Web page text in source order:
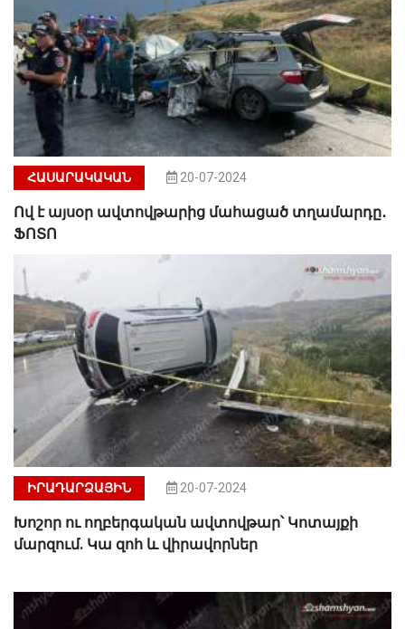
ՀԱՍԱՐԱԿԱԿԱՆ 20-07-2024
Ով է այսօր ավտովթարից մահացած տղամարդը․
ՖՈՏՈ
ԻՐԱԴԱՐՁԱՅԻՆ 20-07-2024
Խոշոր ու ողբերգական ավտովթար՝ Կոտայքի
մարզում. Կա զոհ և վիրավորներ